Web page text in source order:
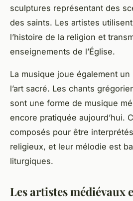
sculptures représentant des
des saints. Les artistes
l’histoire de la religion et
enseignements de l’Église.
La musique joue également
l’art sacré. Les chants
sont une forme de musique
encore pratiquée aujourd’hui.
composés pour être
religieux, et leur mélodie est
liturgiques.
Les artistes médiévaux